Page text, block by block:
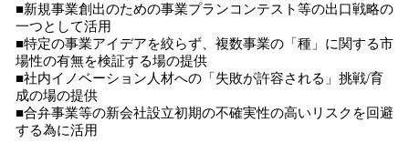
■新規事業創出のための事業プランコンテスト等の出口戦略の
一つとして活用
■特定の事業アイデアを絞らず、複数事業の「種」に関する市
場性の有無を検証する場の提供
■社内イノベーション人材への「失敗が許容される」挑戦/育
成の場の提供
■合弁事業等の新会社設立初期の不確実性の高いリスクを回避
する為に活用